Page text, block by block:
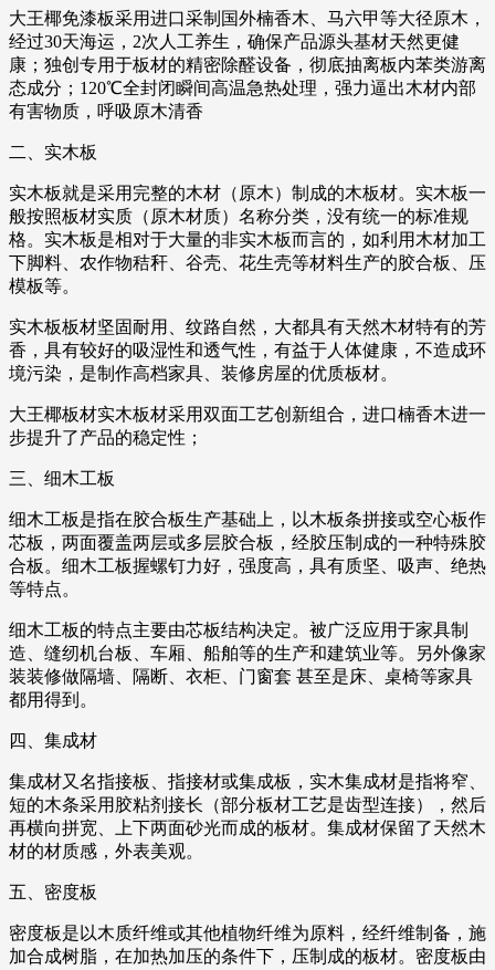
大王椰免漆板采用进口采制国外楠香木、马六甲等大径原木，
经过30天海运，2次人工养生，确保产品源头基材天然更健
康；独创专用于板材的精密除醛设备，彻底抽离板内苯类游离
态成分；120℃全封闭瞬间高温急热处理，强力逼出木材内部
有害物质，呼吸原木清香
二、实木板
实木板就是采用完整的木材（原木）制成的木板材。实木板一
般按照板材实质（原木材质）名称分类，没有统一的标准规
格。实木板是相对于大量的非实木板而言的，如利用木材加工
下脚料、农作物秸秆、谷壳、花生壳等材料生产的胶合板、压
模板等。
实木板板材坚固耐用、纹路自然，大都具有天然木材特有的芳
香，具有较好的吸湿性和透气性，有益于人体健康，不造成环
境污染，是制作高档家具、装修房屋的优质板材。
大王椰板材实木板材采用双面工艺创新组合，进口楠香木进一
步提升了产品的稳定性；
三、细木工板
细木工板是指在胶合板生产基础上，以木板条拼接或空心板作
芯板，两面覆盖两层或多层胶合板，经胶压制成的一种特殊胶
合板。细木工板握螺钉力好，强度高，具有质坚、吸声、绝热
等特点。
细木工板的特点主要由芯板结构决定。被广泛应用于家具制
造、缝纫机台板、车厢、船舶等的生产和建筑业等。另外像家
装装修做隔墙、隔断、衣柜、门窗套 甚至是床、桌椅等家具
都用得到。
四、集成材
集成材又名指接板、指接材或集成板，实木集成材是指将窄、
短的木条采用胶粘剂接长（部分板材工艺是齿型连接），然后
再横向拼宽、上下两面砂光而成的板材。集成材保留了天然木
材的材质感，外表美观。
五、密度板
密度板是以木质纤维或其他植物纤维为原料，经纤维制备，施
加合成树脂，在加热加压的条件下，压制成的板材。密度板由